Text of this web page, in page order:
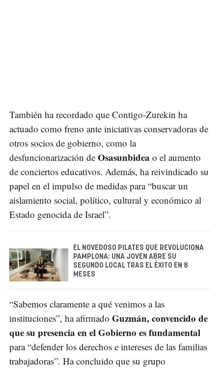
También ha recordado que Contigo-Zurekin ha
actuado como freno ante iniciativas conservadoras de
otros socios de gobierno, como la
desfuncionarización de Osasunbidea o el aumento
de conciertos educativos. Además, ha reivindicado su
papel en el impulso de medidas para “buscar un
aislamiento social, político, cultural y económico al
Estado genocida de Israel”.
EL NOVEDOSO PILATES QUE REVOLUCIONA
PAMPLONA: UNA JOVEN ABRE SU
SEGUNDO LOCAL TRAS EL ÉXITO EN 8
MESES
“Sabemos claramente a qué venimos a las
instituciones”, ha afirmado Guzmán, convencido de
que su presencia en el Gobierno es fundamental
para “defender los derechos e intereses de las familias
trabajadoras”. Ha concluido que su grupo